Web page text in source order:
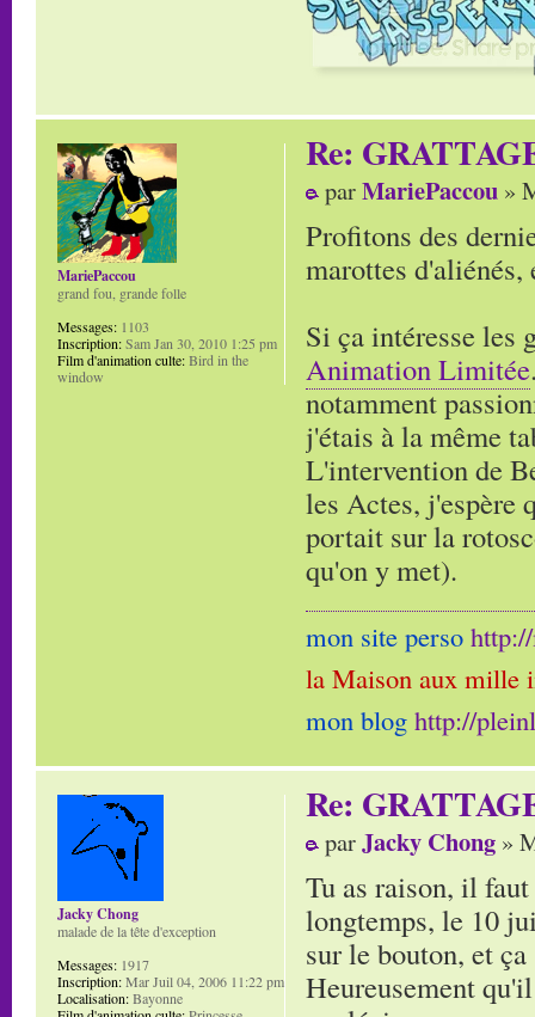
Re:
parMariePaccou »
Profitons des
marottes
Si ça intéresse les
Animation Limitée
notamment
j'étais à la même
L'intervention de
les Actes, j'espère
portait sur la
qu'on y met).
mon site perso
la Maison aux mille
mon blog http://
MariePaccou
grand fou, grande folle
Messages: 1103
Inscription:Sam Jan 30, 2010 1:25 pm
Film d'animation culte:Bird in the
window
Re:
parJacky Chong »
Tu as raison, il
longtemps, le 10
sur le bouton, et
Heureusement
Jacky Chong
malade de la tête d'exception
Messages: 1917
Inscription:Mar Juil 04, 2006 11:22 pm
Localisation:Bayonne